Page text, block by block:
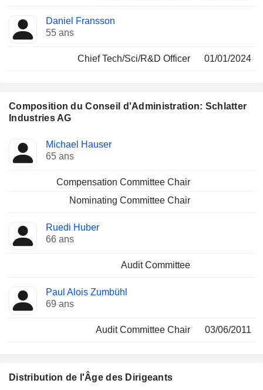
Daniel Fransson
55 ans
Chief Tech/Sci/R&D Officer 01/01/2024
Composition du Conseil d'Administration: Schlatter
Industries AG
Administrateur Comités
Michael Hauser
65 ans
Compensation Committee Chair
Nominating Committee Chair
Ruedi Huber
66 ans
Audit Committee
Paul Alois Zumbühl
69 ans
Audit Committee Chair 03/06/2011
Distribution de l'Âge des Dirigeants